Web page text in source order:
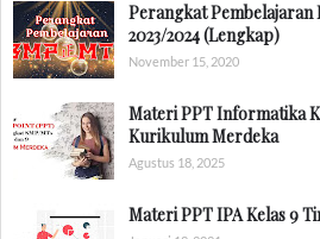
Perangkat Pembelajaran
2023/2024 (Lengkap)
November 15, 2020
Materi PPT Informatika
Kurikulum Merdeka
Agustus 18, 2025
Materi PPT IPA Kelas 9